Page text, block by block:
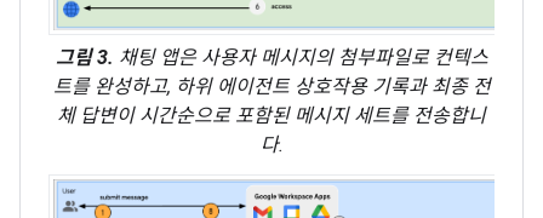
그림 3. 채팅 앱은 사용자 메시지의 첨부파일로 컨텍스
트를 완성하고, 하위 에이전트 상호작용 기록과 최종 전
체 답변이 시간순으로 포함된 메시지 세트를 전송합니
다.